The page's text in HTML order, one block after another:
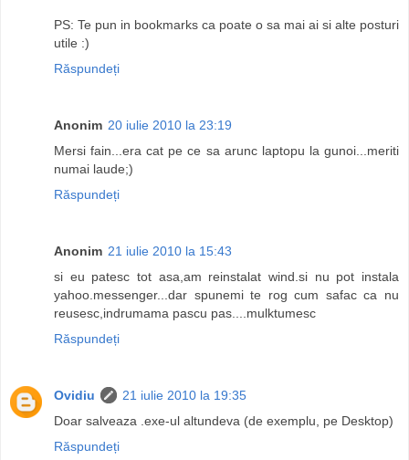
PS: Te pun in bookmarks ca poate o sa mai ai si alte posturi
utile :)
Răspundeți
Anonim 20 iulie 2010 la 23:19
Mersi fain...era cat pe ce sa arunc laptopu la gunoi...meriti
numai laude;)
Răspundeți
Anonim 21 iulie 2010 la 15:43
si eu patesc tot asa,am reinstalat wind.si nu pot instala
yahoo.messenger...dar spunemi te rog cum safac ca nu
reusesc,indrumama pascu pas....mulktumesc
Răspundeți
Ovidiu
21 iulie 2010 la 19:35
Doar salveaza .exe-ul altundeva (de exemplu, pe Desktop)
Răspundeți